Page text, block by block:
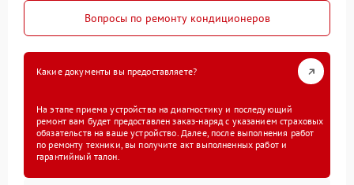
Вопросы по ремонту кондиционеров
Какие документы вы предоставляете?
На этапе приема устройства на диагностику и последующий
ремонт вам будет предоставлен заказ-наряд с указанием страховых
обязательств на ваше устройство. Далее, после выполнения работ
по ремонту техники, вы получите акт выполненных работ и
гарантийный талон.